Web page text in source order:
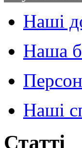
Наші
Наша
Наші
Статті